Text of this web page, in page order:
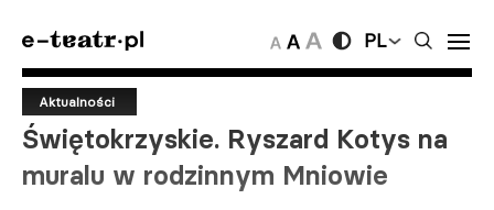
PL
Aktualności
Świętokrzyskie. Ryszard Kotys na
muralu w rodzinnym Mniowie